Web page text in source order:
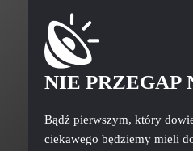
NIE PRZEGAP
Bądź pierwszym, który
ciekawego będziemy mieli